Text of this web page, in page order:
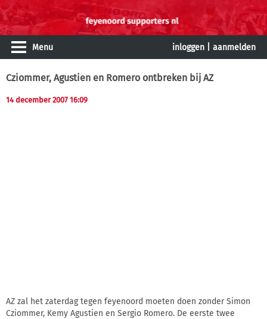
Menu inloggen aanmelden
Cziommer, Agustien en Romero ontbreken bij AZ
14 december 2007 16:09
AZ zal het zaterdag tegen feyenoord moeten doen zonder Simon
Cziommer, Kemy Agustien en Sergio Romero. De eerste twee